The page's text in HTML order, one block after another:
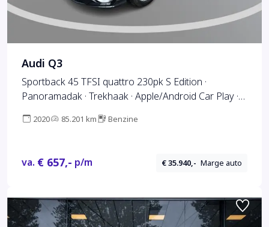
Audi Q3
Sportback 45 TFSI quattro 230pk S Edition ·
Panoramadak · Trekhaak · Apple/Android Car Play ·
2020 85.201 km Benzine
va. € 657,- p/m € 35.940,- Marge auto